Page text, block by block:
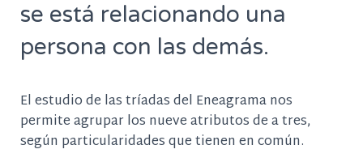
se está relacionando una
persona con las demás.
El estudio de las tríadas del Eneagrama nos
permite agrupar los nueve atributos de a tres,
según particularidades que tienen en común.